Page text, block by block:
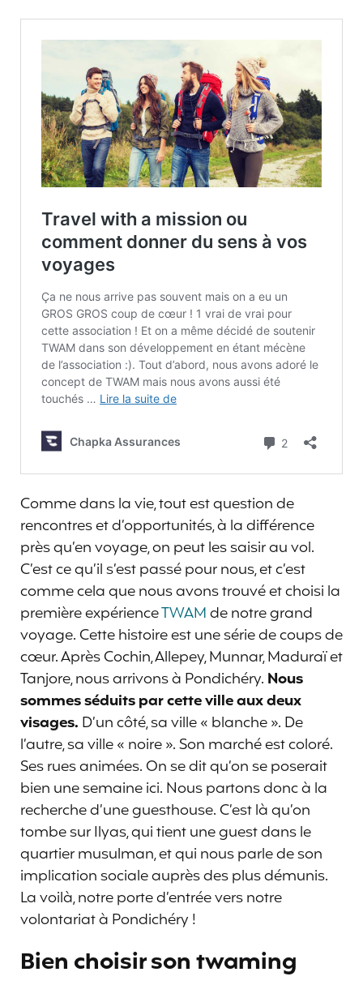
Comme dans la vie, tout est question de
rencontres et d’opportunités, à la différence
près qu’en voyage, on peut les saisir au vol.
C’est ce qu’il s’est passé pour nous, et c’est
comme cela que nous avons trouvé et choisi la
première expérienceTWAMde notre grand
voyage. Cette histoire est une série de coups de
cœur. Après Cochin, Allepey, Munnar, Maduraï et
Tanjore, nous arrivons à Pondichéry. Nous
sommes séduits par cette ville aux deux
visages. D’un côté, sa ville « blanche ». De
l’autre, sa ville « noire ». Son marché est coloré.
Ses rues animées. On se dit qu’on se poserait
bien une semaine ici. Nous partons donc à la
recherche d’une guesthouse. C’est là qu’on
tombe sur Ilyas, qui tient une guest dans le
quartier musulman, et qui nous parle de son
implication sociale auprès des plus démunis.
La voilà, notre porte d’entrée vers notre
volontariat à Pondichéry !
Bien choisir son twaming